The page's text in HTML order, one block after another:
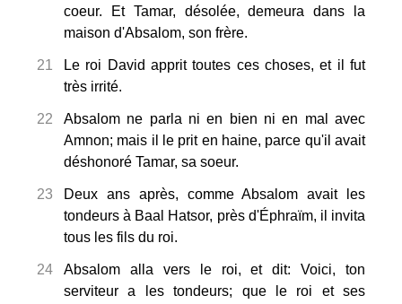
coeur. Et Tamar, désolée, demeura dans la
maison d'Absalom, son frère.
21
Le roi David apprit toutes ces choses, et il fut
très irrité.
22
Absalom ne parla ni en bien ni en mal avec
Amnon; mais il le prit en haine, parce qu'il avait
déshonoré Tamar, sa soeur.
23
Deux ans après, comme Absalom avait les
tondeurs à Baal Hatsor, près d'Éphraïm, il invita
tous les fils du roi.
24
Absalom alla vers le roi, et dit: Voici, ton
serviteur a les tondeurs; que le roi et ses